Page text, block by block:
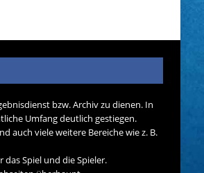
bzw. Archiv zu dienen. In
Umfang deutlich gestiegen.
auch viele weitere Bereiche wie z. B.
Spiel und die Spieler.